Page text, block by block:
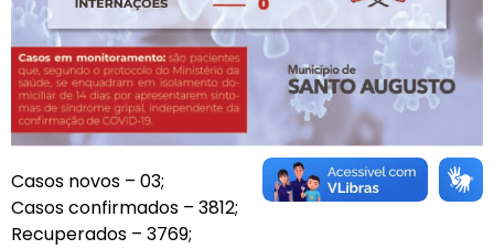
Casos novos – 03;
Casos confirmados – 3812;
Recuperados – 3769;